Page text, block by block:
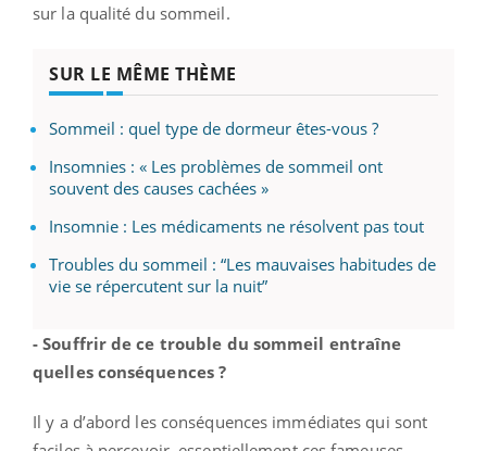
sur la qualité du sommeil.
SUR LE MÊME THÈME
Sommeil : quel type de dormeur êtes-vous ?
Insomnies : « Les problèmes de sommeil ont
souvent des causes cachées »
Insomnie : Les médicaments ne résolvent pas tout
Troubles du sommeil : “Les mauvaises habitudes de
vie se répercutent sur la nuit”
- Souffrir de ce trouble du sommeil entraîne
quelles conséquences ?
Il y a d’abord les conséquences immédiates qui sont